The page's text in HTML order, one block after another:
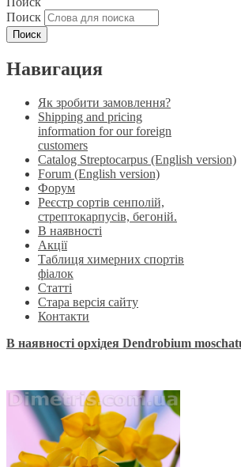
Поиск
Навигация
Як зробити замовлення?
Shipping and pricing
information for our foreign
customers
Catalog Streptocarpus (English version)
Forum (English version)
Форум
Реєстр сортів сенполій,
стрептокарпусів, бегоній.
В наявності
Акції
Таблиця химерних спортів
фіалок
Статті
Стара версія сайту
Контакти
В наявності орхідея Dendrobium